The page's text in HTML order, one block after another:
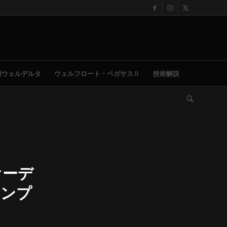
ェルデルタ ウェルフロート・ペガサスⅡ 技術解説
デ
プ